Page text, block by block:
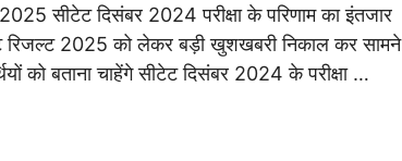
सीटेट दिसंबर 2024 परीक्षा के परिणाम का इंतजार
2025 को लेकर बड़ी खुशखबरी निकाल कर सामने
को बताना चाहेंगे सीटेट दिसंबर 2024 के परीक्षा …